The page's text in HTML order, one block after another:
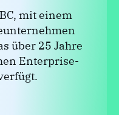
mit einem
über 25 Jahre
Enterprise-